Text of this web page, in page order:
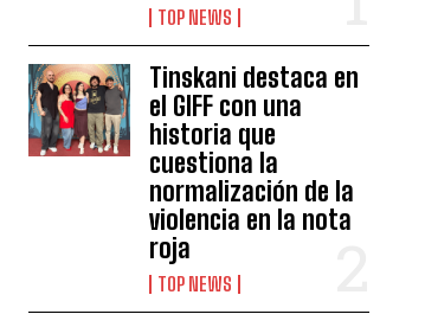
TOP NEWS
Tinskani destaca en
el GIFF con una
historia que
cuestiona la
normalización de la
violencia en la nota
roja
TOP NEWS